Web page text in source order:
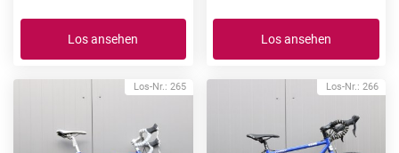
Los ansehen Los ansehen
Los-Nr.: 265 Los-Nr.: 266